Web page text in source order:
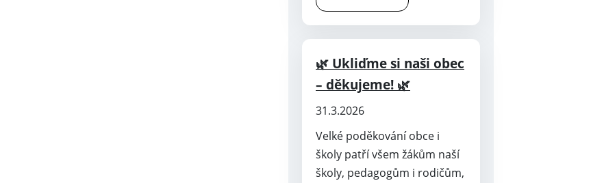
🌿 Ukliďme si naši obec
– děkujeme! 🌿
31.3.2026
Velké poděkování obce i
školy patří všem žákům naší
školy, pedagogům i rodičům,